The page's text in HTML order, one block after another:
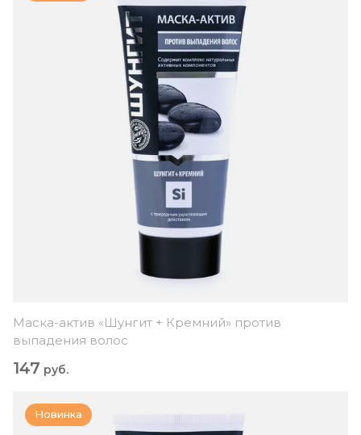
Маска-актив «Шунгит + Кремний» против
выпадения волос
147 руб.
Новинка